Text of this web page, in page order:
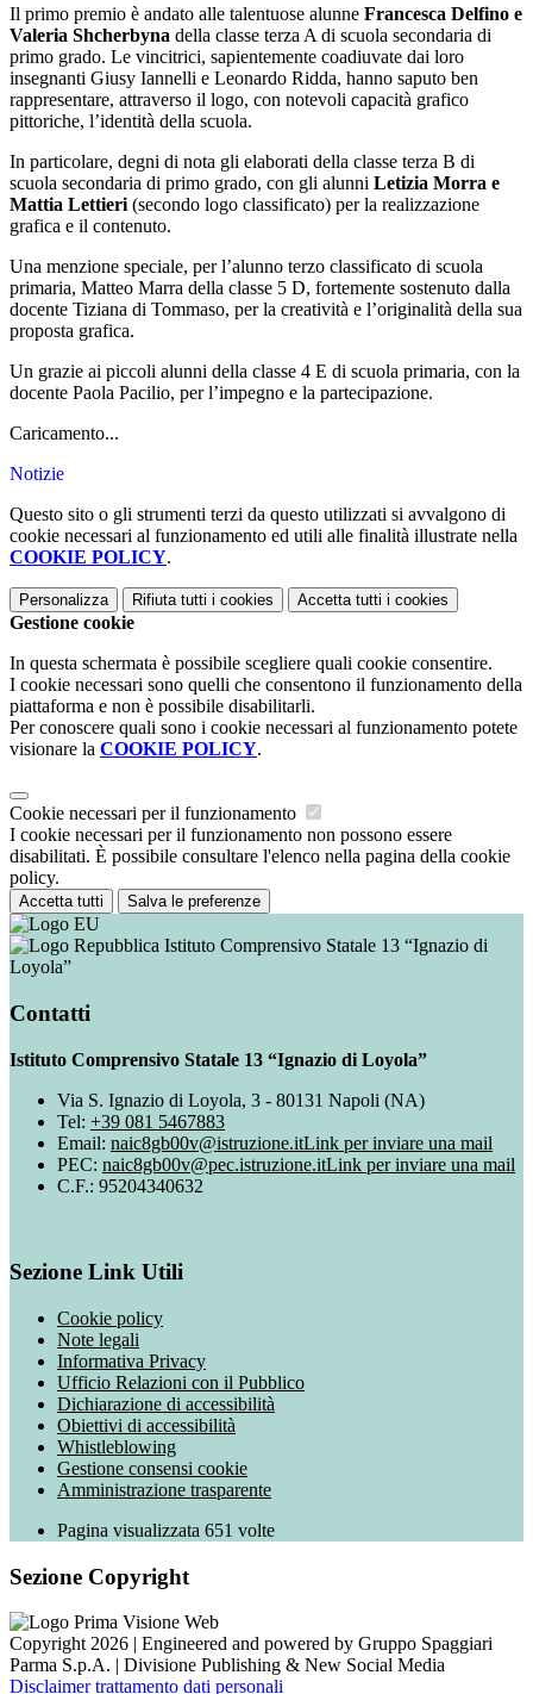
Il primo premio è andato alle talentuose alunne Francesca Delfino e
Valeria Shcherbyna della classe terza A di scuola secondaria di
primo grado. Le vincitrici, sapientemente coadiuvate dai loro
insegnanti Giusy Iannelli e Leonardo Ridda, hanno saputo ben
rappresentare, attraverso il logo, con notevoli capacità grafico
pittoriche, l’identità della scuola.
In particolare, degni di nota gli elaborati della classe terza B di
scuola secondaria di primo grado, con gli alunni Letizia Morra e
Mattia Lettieri (secondo logo classificato) per la realizzazione
grafica e il contenuto.
Una menzione speciale, per l’alunno terzo classificato di scuola
primaria, Matteo Marra della classe 5 D, fortemente sostenuto dalla
docente Tiziana di Tommaso, per la creatività e l’originalità della sua
proposta grafica.
Un grazie ai piccoli alunni della classe 4 E di scuola primaria, con la
docente Paola Pacilio, per l’impegno e la partecipazione.
Caricamento...
Notizie
Questo sito o gli strumenti terzi da questo utilizzati si avvalgono di
cookie necessari al funzionamento ed utili alle finalità illustrate nella
COOKIE POLICY.
Personalizza Rifiuta tutti i cookies Accetta tutti i cookies
Gestione cookie
In questa schermata è possibile scegliere quali cookie consentire.
I cookie necessari sono quelli che consentono il funzionamento della
piattaforma e non è possibile disabilitarli.
Per conoscere quali sono i cookie necessari al funzionamento potete
visionare la COOKIE POLICY.
Cookie necessari per il funzionamento
I cookie necessari per il funzionamento non possono essere
disabilitati. È possibile consultare l'elenco nella pagina della cookie
policy.
Accetta tutti Salva le preferenze
Istituto Comprensivo Statale 13 “Ignazio di
Loyola”
Contatti
Istituto Comprensivo Statale 13 “Ignazio di Loyola”
Via S. Ignazio di Loyola, 3 - 80131 Napoli (NA)
Tel: +39 081 5467883
Email: naic8gb00v@istruzione.itLink per inviare una mail
PEC: naic8gb00v@pec.istruzione.itLink per inviare una mail
C.F.: 95204340632
Sezione Link Utili
Cookie policy
Note legali
Informativa Privacy
Ufficio Relazioni con il Pubblico
Dichiarazione di accessibilità
Obiettivi di accessibilità
Whistleblowing
Gestione consensi cookie
Amministrazione trasparente
Pagina visualizzata 651 volte
Sezione Copyright
Copyright 2026 | Engineered and powered by Gruppo Spaggiari
Parma S.p.A. | Divisione Publishing & New Social Media
Disclaimer trattamento dati personali